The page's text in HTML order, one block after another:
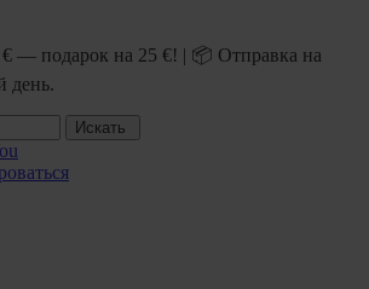
€ — подарок на 25 €! | 📦 Отправка на
день.
Искать